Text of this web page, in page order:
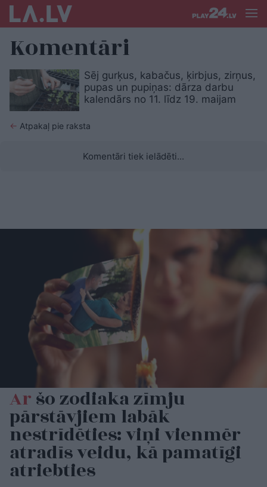
Komentāri
Sēj gurķus, kabačus, ķirbjus, zirņus,
pupas un pupiņas: dārza darbu
kalendārs no 11. līdz 19. maijam
← Atpakaļ pie raksta
Komentāri tiek ielādēti...
Aršo zodiaka zīmju
pārstāvjiem labāk
nestrīdēties: viņi vienmēr
atradīs veidu, kā pamatīgi
atriebties